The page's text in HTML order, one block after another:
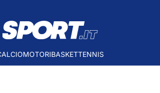
MOTORIBASKETTENNIS